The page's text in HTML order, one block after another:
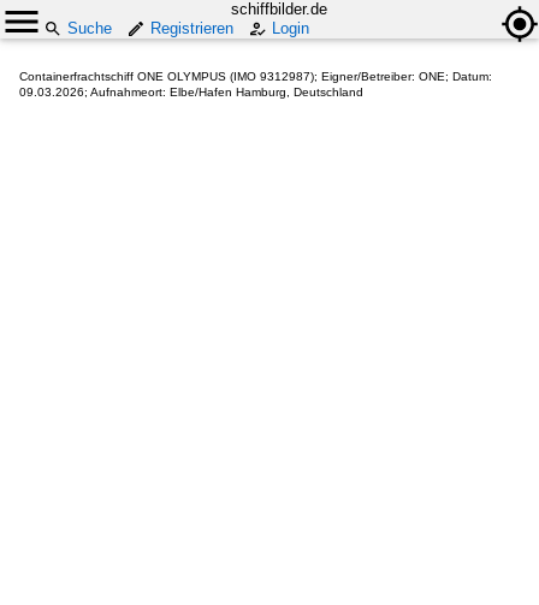
schiffbilder.de
Suche
Registrieren Login
Containerfrachtschiff ONE OLYMPUS (IMO 9312987); Eigner/Betreiber: ONE; Datum:
09.03.2026; Aufnahmeort: Elbe/Hafen Hamburg, Deutschland